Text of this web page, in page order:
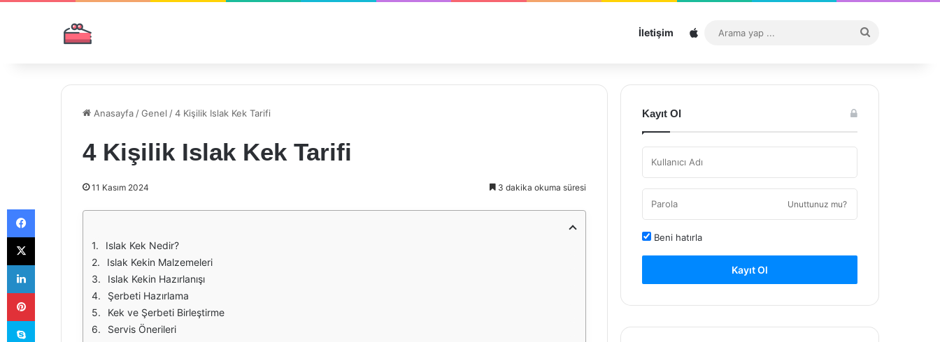
İletişim Sitemap
...
Anasayfa /Genel /4 Kişilik Islak Kek Tarifi
4 Kişilik Islak Kek Tarifi
11 Kasım 2024 3 dakika okuma süresi
Islak Kek Nedir?
Islak Kekin Malzemeleri
Islak Kekin Hazırlanışı
Şerbeti Hazırlama
Kek ve Şerbeti Birleştirme
Servis Önerileri
Kayıt Ol
Unuttunuz mu?
Beni hatırla
Kayıt Ol
Facebook
X
LinkedIn
Pinterest
Skype